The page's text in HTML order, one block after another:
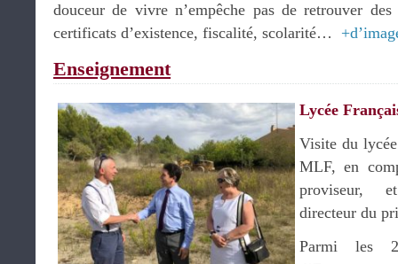
douceur de vivre n’empêche pas de retrouver
certificats d’existence, fiscalité, scolarité…
Enseignement
Lycée
Visite du
MLF, en
proviseur,
directeur du
Parmi les